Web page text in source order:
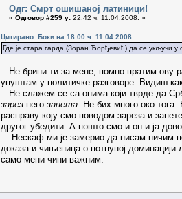
Одг: Смрт ошишаној латиници!
« Одговор #259 у: 22.42 ч. 11.04.2008. »
Цитирано: Боки на 18.00 ч. 11.04.2008.
Где је стара гарда (Зоран Ђорђевић) да се укључи у
Не брини ти за мене, помно пратим ову
упуштам у политичке разговоре. Видиш
Не слажем се са онима који тврде да
зарез него запета . Не бих много око
расправу коју смо поводом зареза и
другог убедити. А пошто смо и он и ја
Нескаф ми је замерио да нисам ничим
доказа и чињеница о потпуној
само мени чини важним.